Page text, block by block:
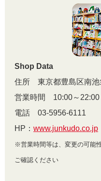
Shop Data
住所 東京都豊島区南池
営業時間 10:00～22:00
電話 03-5956-6111
HP： www.junkudo.co.jp
※営業時間等は、変更の可能
ご確認ください